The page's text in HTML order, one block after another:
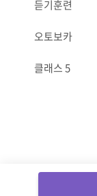
듣기훈련
오토보카
클래스 5